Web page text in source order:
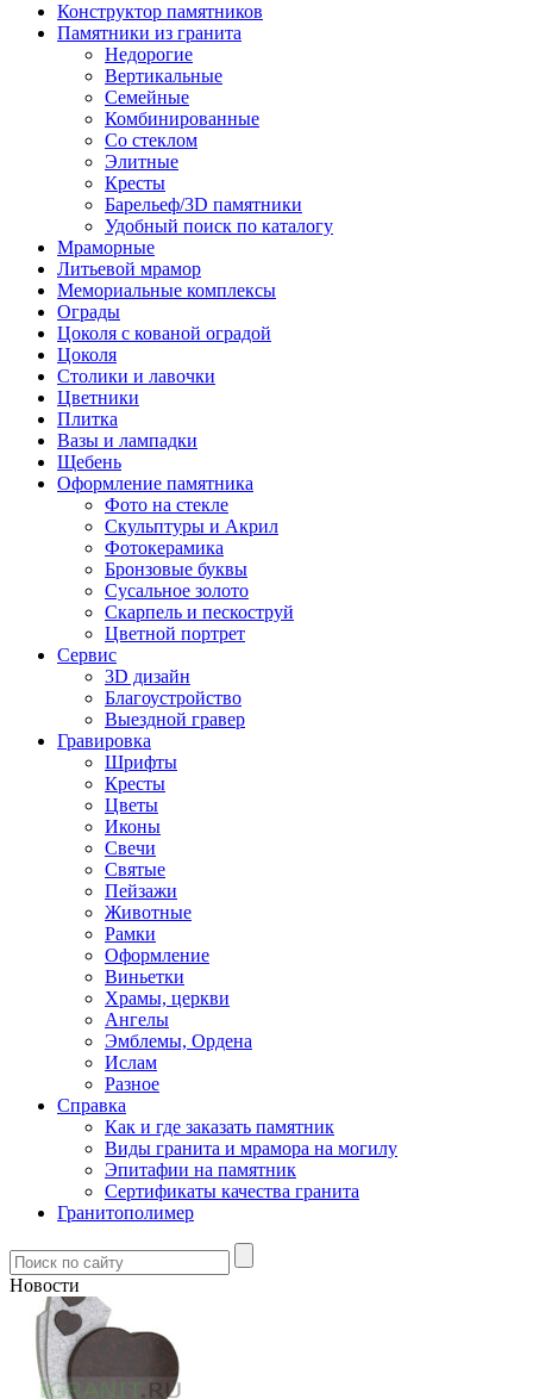
Конструктор памятников
Памятники из гранита
Недорогие
Вертикальные
Семейные
Комбинированные
Со стеклом
Элитные
Кресты
Барельеф/3D памятники
Удобный поиск по каталогу
Мраморные
Литьевой мрамор
Мемориальные комплексы
Ограды
Цоколя с кованой оградой
Цоколя
Столики и лавочки
Цветники
Плитка
Вазы и лампадки
Щебень
Оформление памятника
Фото на стекле
Скульптуры и Акрил
Фотокерамика
Бронзовые буквы
Сусальное золото
Скарпель и пескоструй
Цветной портрет
Сервис
3D дизайн
Благоустройство
Выездной гравер
Гравировка
Шрифты
Кресты
Цветы
Иконы
Свечи
Святые
Пейзажи
Животные
Рамки
Оформление
Виньетки
Храмы, церкви
Ангелы
Эмблемы, Ордена
Ислам
Разное
Справка
Как и где заказать памятник
Виды гранита и мрамора на могилу
Эпитафии на памятник
Сертификаты качества гранита
Гранитополимер
Новости